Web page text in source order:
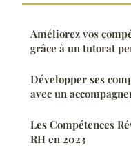
Améliorez vos
grâce à un tutorat
Développer ses
avec un
Les Compétences
RH en 2023